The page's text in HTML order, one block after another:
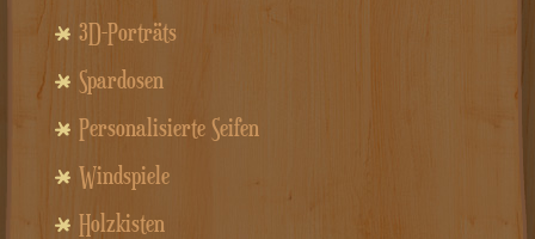
3D-Porträts
Spardosen
Personalisierte Seifen
Windspiele
Holzkisten